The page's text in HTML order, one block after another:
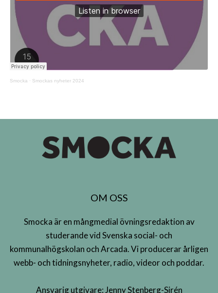
Smocka · Smockas nyheter 2024
OM OSS
Smocka är en mångmedial övningsredaktion av
studerande vid Svenska social- och
kommunalhögskolan och Arcada. Vi producerar årligen
webb- och tidningsnyheter, radio, videor och poddar.
Ansvarig utgivare: Jenny Stenberg-Sirén